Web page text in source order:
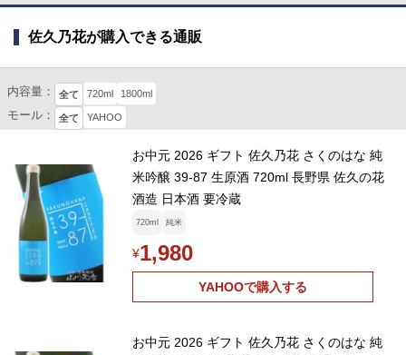
佐久乃花が購入できる通販
内容量： 全て 720ml 1800ml
モール： 全て YAHOO
お中元 2026 ギフト 佐久乃花 さくのはな 純
米吟醸 39-87 生原酒 720ml 長野県 佐久の花
酒造 日本酒 要冷蔵
720ml 純米
¥1,980
YAHOOで購入する
お中元 2026 ギフト 佐久乃花 さくのはな 純